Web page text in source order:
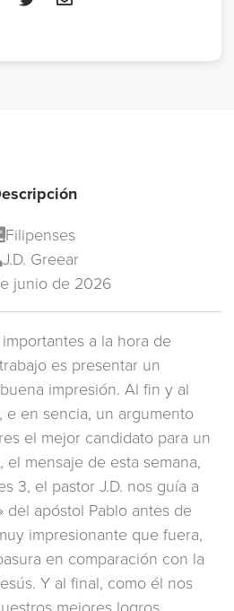
Filipenses
J.D. Greear
junio de 2026
a la hora de
es presentar un
impresión. Al fin y al
e en sencia, un argumento
el mejor candidato para un
el mensaje de esta semana,
3, el pastor J.D. nos guía a
del apóstol Pablo antes de
impresionante que fuera,
en comparación con la
Y al final, como él nos
mejores logros